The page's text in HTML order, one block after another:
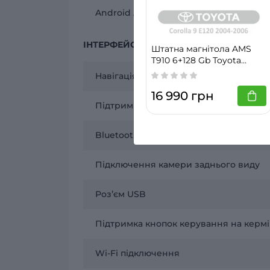
Android Auto
ІНТЕРФЕЙСИ
Навігація
Підтримка камер AHD
Bluetooth підключення
Підключення камери заднього виду
Розʼєм USB
Підтримка кнопок керування на кермі
Wi-Fi підключення
Штатна магнітола AMS
T910 6+128 Gb Toyota
Corolla 9 E120 2004-2006
16 990 грн